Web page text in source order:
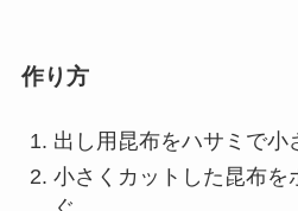
作り方
出し用昆布をハサミで小
小さくカットした昆布を